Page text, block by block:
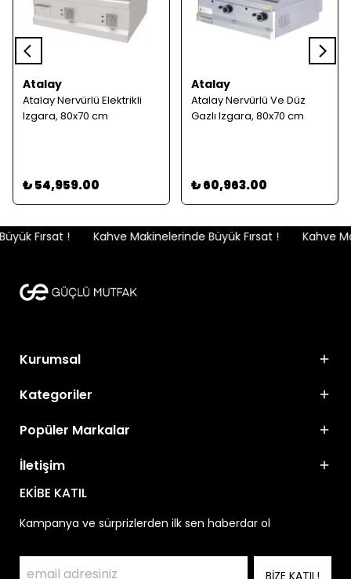
Atalay
Atalay Nervürlü Elektrikli
Izgara, 80x70 cm
₺ 54,959.00
Atalay
Atalay Nervürlü Ve Düz
Gazlı Izgara, 80x70 cm
₺ 60,963.00
Fırsat ! Kahve Makinelerinde Büyük Fırsat ! Kahve
Kurumsal
Kategoriler
Popüler Markalar
İletişim
EKİBE KATIL
Kampanya ve sürprizlerden ilk sen haberdar ol
BİZE KATIL!